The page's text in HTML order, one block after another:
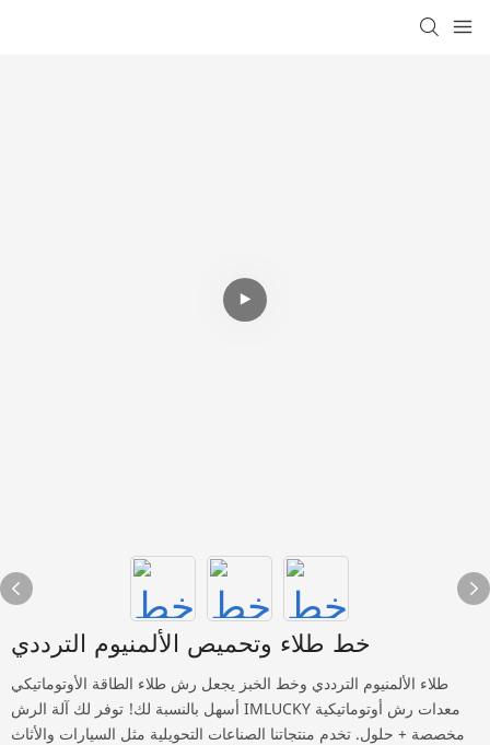
خط طلاء وتحميص الألمنيوم الترددي
طلاء الألمنيوم الترددي وخط الخبز يجعل رش طلاء الطاقة الأوتوماتيكي
أسهل بالنسبة لك! توفر لك آلة الرش IMLUCKY معدات رش أوتوماتيكية
مخصصة + حلول. تخدم منتجاتنا الصناعات التحويلية مثل السيارات والأثاث